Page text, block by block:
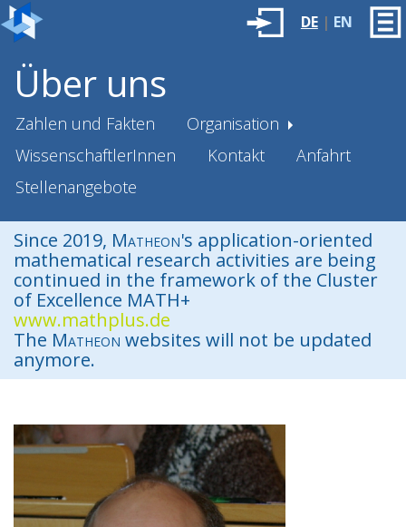
DE| EN
Über uns
Zahlen und Fakten
Organisation
WissenschaftlerInnen
Kontakt
Anfahrt
Stellenangebote
Since 2019, Matheon's application-oriented
mathematical research activities are being
continued in the framework of the Cluster
of Excellence MATH+
www.mathplus.de
The Matheon websites will not be updated
anymore.